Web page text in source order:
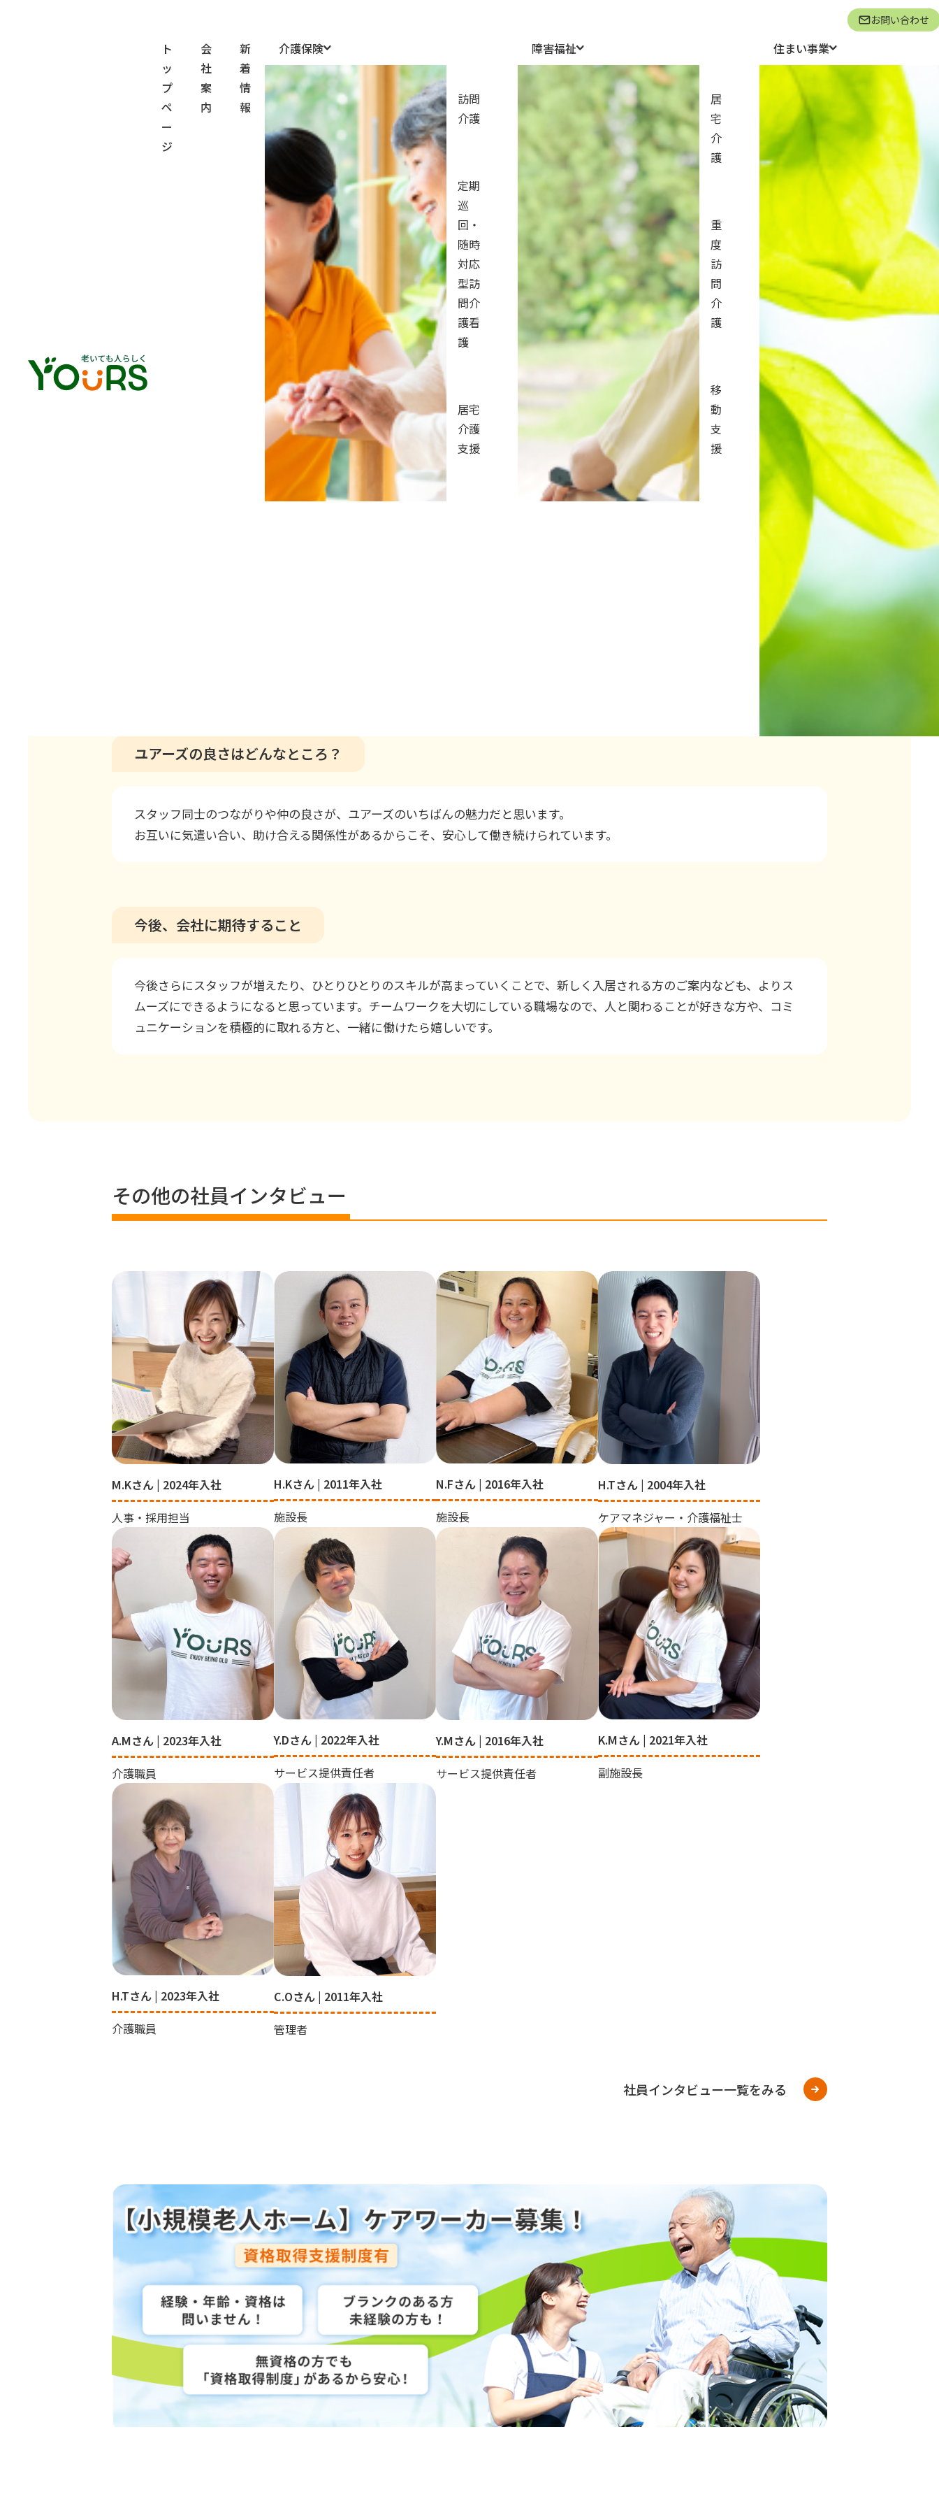
お問い合わせ
ト
ッ
プ
ペ
ー
ジ
会
社
案
内
新
着
情
報
介護保険
訪問
介護
定期
巡
回・
随時
対応
型訪
問介
護看
護
居宅
介護
支援
障害福祉
居
宅
介
護
重
度
訪
問
介
護
移
動
支
援
住まい事業
社員インタビュー
人と人との
つながりを
大切にできる場所
K.Yさん | 2022年入社
やすらぎの里松庵 介護職員
介護の仕事をはじめたきっかけ
介護の仕事は、知人の紹介がきっかけで始めました。
ご利用者様との日々の会話や、その中で見せてくださる笑顔が、この仕事のやりがいの一つです。また、介護というのは、い
つか自分の親や家族にも関わってくる可能性があることです。その知識を事前に学び、身につけておけるというのは、自分自
ユアーズの良さはどんなところ？
スタッフ同士のつながりや仲の良さが、ユアーズのいちばんの魅力だと思います。
お互いに気遣い合い、助け合える関係性があるからこそ、安心して働き続けられています。
今後、会社に期待すること
今後さらにスタッフが増えたり、ひとりひとりのスキルが高まっていくことで、新しく入居される方のご案内なども、よりス
ムーズにできるようになると思っています。チームワークを大切にしている職場なので、人と関わることが好きな方や、コミ
ュニケーションを積極的に取れる方と、一緒に働けたら嬉しいです。
その他の社員インタビュー
M.Kさん | 2024年入社
人事・採用担当
H.Kさん | 2011年入社
施設長
N.Fさん | 2016年入社
施設長
H.Tさん | 2004年入社
ケアマネジャー・介護福祉士
A.Mさん | 2023年入社
介護職員
Y.Dさん | 2022年入社
サービス提供責任者
Y.Mさん | 2016年入社
サービス提供責任者
K.Mさん | 2021年入社
副施設長
H.Tさん | 2023年入社
介護職員
C.Oさん | 2011年入社
管理者
社員インタビュー一覧をみる